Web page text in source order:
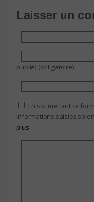
Laisser un
publié) (obligatoire)
En soumettant ce
informations saisies
plus